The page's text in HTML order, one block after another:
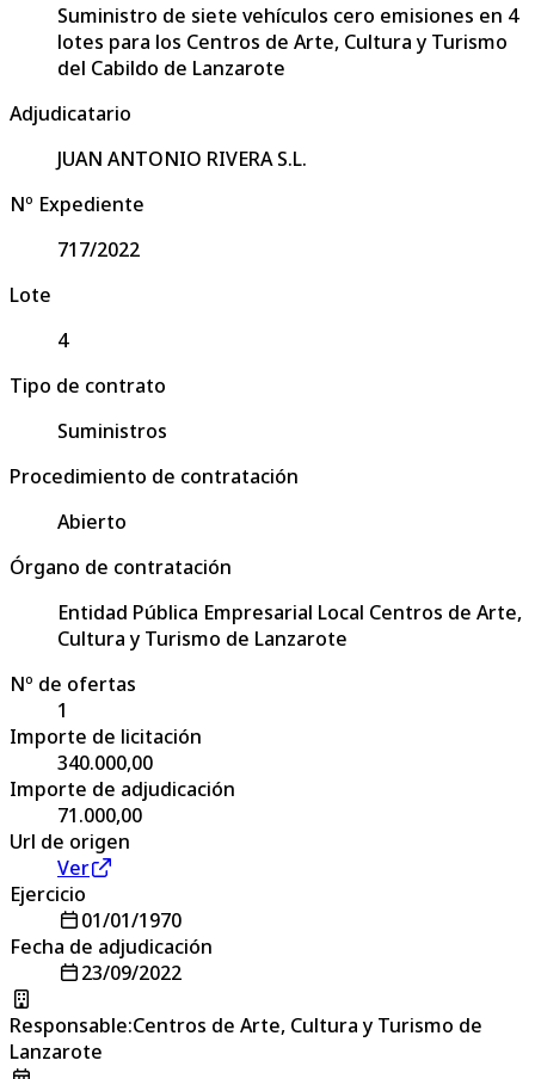
Suministro de siete vehículos cero emisiones en 4
lotes para los Centros de Arte, Cultura y Turismo
del Cabildo de Lanzarote
Adjudicatario
JUAN ANTONIO RIVERA S.L.
Nº Expediente
717/2022
Lote
4
Tipo de contrato
Suministros
Procedimiento de contratación
Abierto
Órgano de contratación
Entidad Pública Empresarial Local Centros de Arte,
Cultura y Turismo de Lanzarote
Nº de ofertas
1
Importe de licitación
340.000,00
Importe de adjudicación
71.000,00
Url de origen
Ver
Ejercicio
01/01/1970
Fecha de adjudicación
23/09/2022
Responsable:Centros de Arte, Cultura y Turismo de
Lanzarote